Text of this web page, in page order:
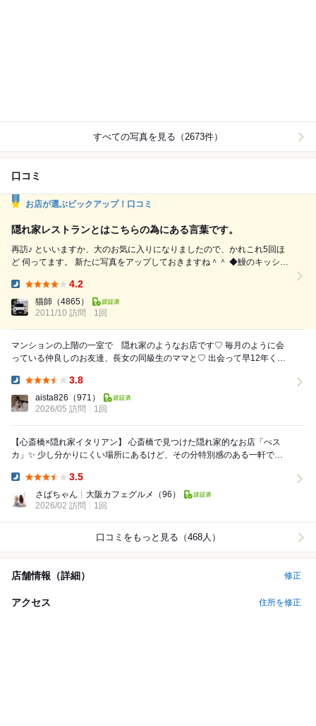
すべての写真を見る（2673件）
口コミ
お店が選ぶピックアップ！口コミ
隠れ家レストランとはこちらの為にある言葉です。
再訪♪ といいますか、大のお気に入りになりましたので、かれこれ5回ほ
ど 伺ってます。 新たに写真をアップしておきますね＾＾ ◆鰻のキッシュ
すぎず、良い香りのアクセントにあってますね。 ◆フォアグラのピッツ
ァ トマトソースではなく、塩味がベースになったピザでしたが、これが
4.2
猫師 （4865）
2011/10 訪問
1回
マンションの上階の一室で 隠れ家のようなお店です♡ 毎月のように会
っている仲良しのお友達、長女の同級生のママと♡ 出会って早12年くら
3.8
aista826 （971）
2026/05 訪問
1回
【心斎橋×隠れ家イタリアン】 心斎橋で見つけた隠れ家的なお店「ぺス
カ」✨ 少し分かりにくい場所にあるけど、その分特別感のある一軒です
3.5
さばちゃん┊︎大阪カフェグルメ
（96）
2026/02 訪問
1回
口コミをもっと見る（468人）
店舗情報（詳細） 修正
アクセス 住所を修正